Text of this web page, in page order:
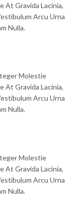
At Gravida Lacinia,
Arcu Urna
Nulla.
Molestie
At Gravida Lacinia,
Arcu Urna
Nulla.
Molestie
At Gravida Lacinia,
Arcu Urna
Nulla.